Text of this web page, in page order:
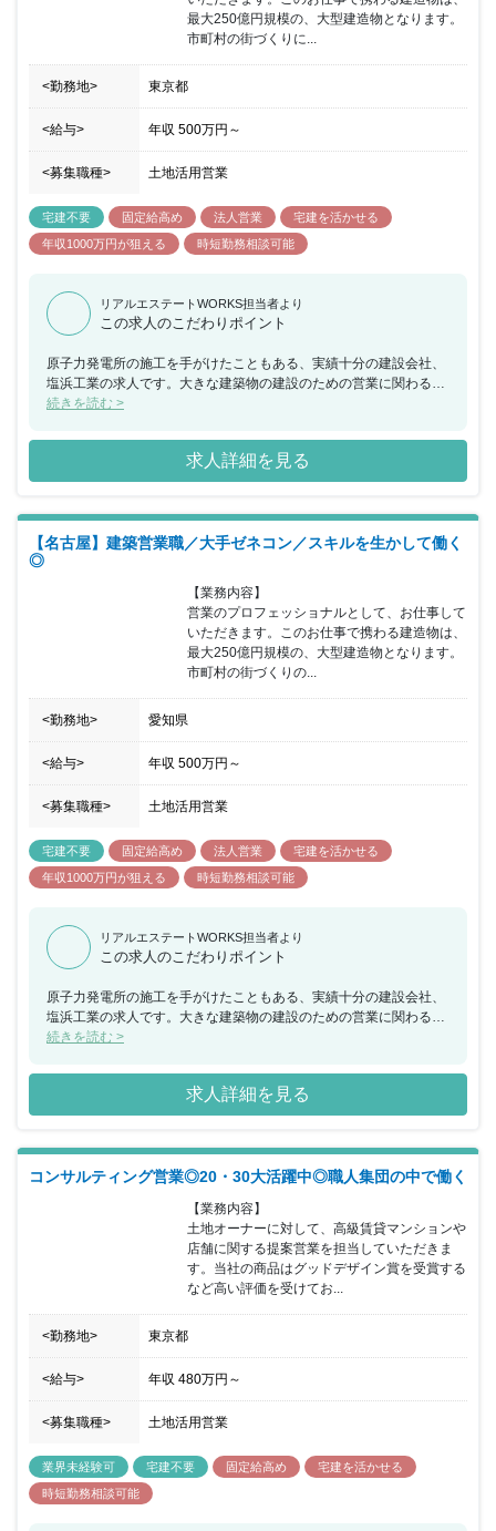
最大250億円規模の、大型建造物となります。
市町村の街づくりに...
<勤務地> 東京都
<給与> 年収 500万円 ～
<募集職種> 土地活用営業
宅建不要 固定給高め 法人営業
宅建を活かせる
年収1000万円が狙える
時短勤務相談可能
リアルエステートWORKS担当者より
この求人のこだわりポイント
原子力発電所の施工を手がけたこともある、実績十分の建設会社、
塩浜工業の求人です。大きな建築物の建設のための営業に関わるこ
とができるので、これまでの経験を生かしながら、大きな挑戦をし
続きを読む >
求人詳細を見る
【名古屋】建築営業職／大手ゼネコン／スキルを生かして働く
◎
【業務内容】
営業のプロフェッショナルとして、お仕事して
いただきます。このお仕事で携わる建造物は、
最大250億円規模の、大型建造物となります。
市町村の街づくりの...
<勤務地> 愛知県
<給与> 年収 500万円 ～
<募集職種> 土地活用営業
宅建不要 固定給高め 法人営業
宅建を活かせる
年収1000万円が狙える
時短勤務相談可能
リアルエステートWORKS担当者より
この求人のこだわりポイント
原子力発電所の施工を手がけたこともある、実績十分の建設会社、
塩浜工業の求人です。大きな建築物の建設のための営業に関わるこ
とができるので、これまでの経験を生かしながら、大きな挑戦をし
続きを読む >
求人詳細を見る
コンサルティング営業◎20・30大活躍中◎職人集団の中で働く
【業務内容】
土地オーナーに対して、高級賃貸マンションや
店舗に関する提案営業を担当していただきま
す。当社の商品はグッドデザイン賞を受賞する
など高い評価を受けてお...
<勤務地> 東京都
<給与> 年収 480万円 ～
<募集職種> 土地活用営業
業界未経験可 宅建不要 固定給高め
宅建を活かせる
時短勤務相談可能